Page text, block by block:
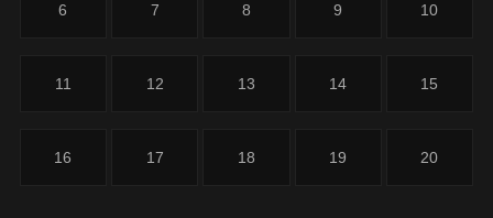
6 7 8 9 10
11 12 13 14 15
16 17 18 19 20